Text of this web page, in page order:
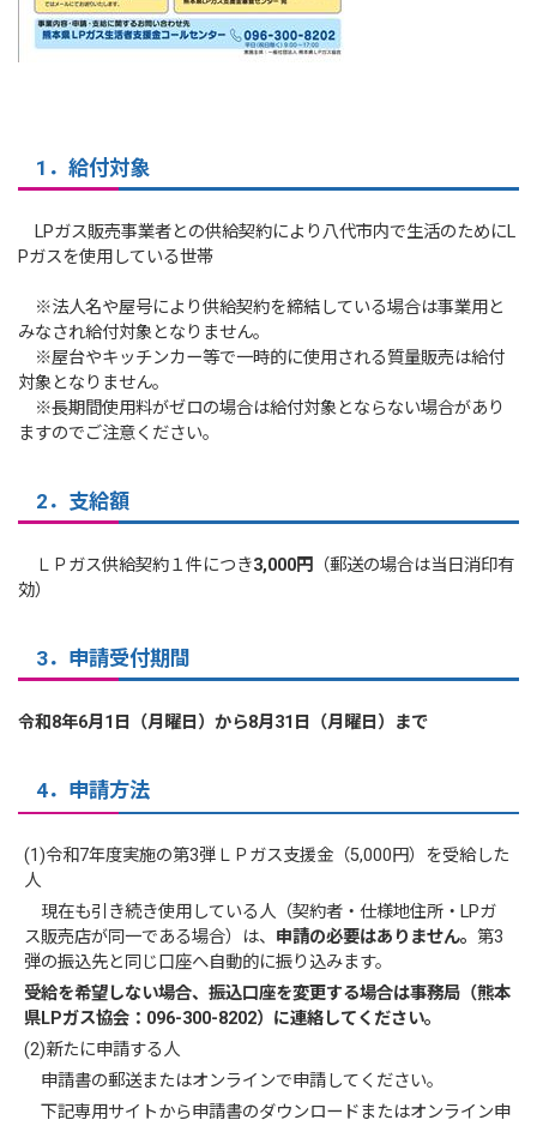
1．給付対象
LPガス販売事業者との供給契約により八代市内で生活のためにL
Pガスを使用している世帯
※法人名や屋号により供給契約を締結している場合は事業用と
みなされ給付対象となりません。
※屋台やキッチンカー等で一時的に使用される質量販売は給付
対象となりません。
※長期間使用料がゼロの場合は給付対象とならない場合があり
ますのでご注意ください。
2．支給額
ＬＰガス供給契約１件につき3,000円
（郵送の場合は当日消印有
効）
3．申請受付期間
令和8年6月1日（月曜日）から8月31日（月曜日）まで
4．申請方法
(1)令和7年度実施の第3弾ＬＰガス支援金（5,000円）を受給した
人
現在も引き続き使用している人（契約者・仕様地住所・LPガ
ス販売店が同一である場合）は、 申請の必要はありません。第3
弾の振込先と同じ口座へ自動的に振り込みます。
受給を希望しない場合、振込口座を変更する場合は事務局（熊本
県LPガス協会：096-300-8202）に連絡してください。
(2)新たに申請する人
申請書の郵送またはオンラインで申請してください。
下記専用サイトから申請書のダウンロードまたはオンライン申